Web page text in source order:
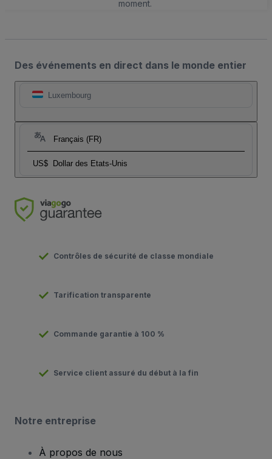
moment.
Des événements en direct dans le monde entier
Luxembourg
Français (FR)
US$ Dollar des Etats-Unis
Contrôles de sécurité de classe mondiale
Tarification transparente
Commande garantie à 100 %
Service client assuré du début à la fin
Notre entreprise
À propos de nous